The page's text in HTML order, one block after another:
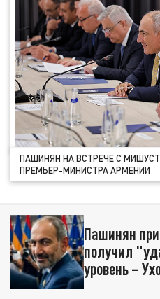
ПАШИНЯН НА ВСТРЕЧЕ С
ПРЕМЬЕР-МИНИСТРА АРМЕНИИ
Пашинян
получил
уровень –